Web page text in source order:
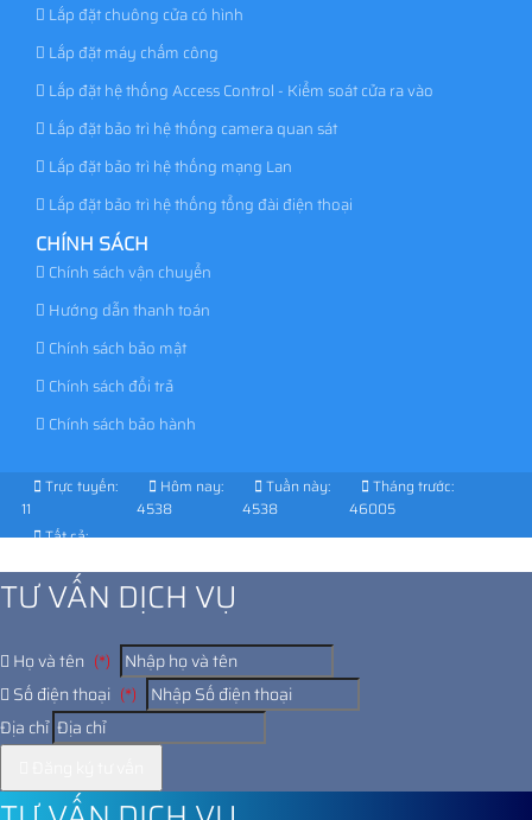
Lắp đặt chuông cửa có hình
Lắp đặt máy chấm công
Lắp đặt hệ thống Access Control - Kiểm soát cửa ra vào
Lắp đặt bảo trì hệ thống camera quan sát
Lắp đặt bảo trì hệ thống mạng Lan
Lắp đặt bảo trì hệ thống tổng đài điện thoại
CHÍNH SÁCH
Chính sách vận chuyển
Hướng dẫn thanh toán
Chính sách bảo mật
Chính sách đổi trả
Chính sách bảo hành
Trực tuyến:
11
Hôm nay:
4538
Tuần này:
4538
Tháng trước:
46005
Tất cả:
TƯ VẤN DỊCH VỤ
Họ và tên (*)
Số điện thoại (*)
Địa chỉ